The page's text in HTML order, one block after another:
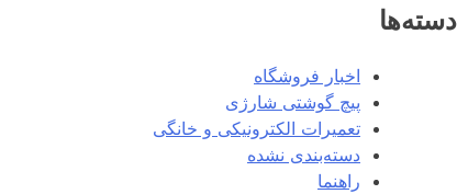
دسته‌ها
اخبار فروشگاه
پیچ گوشتی شارژی
تعمیرات الکترونیکی و خانگی
دسته‌بندی نشده
راهنما